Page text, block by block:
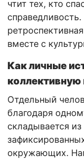
чтит тех, кто
вместе с
Как личные
коллективную
Отдельный
благодаря
складывается
окружающих.